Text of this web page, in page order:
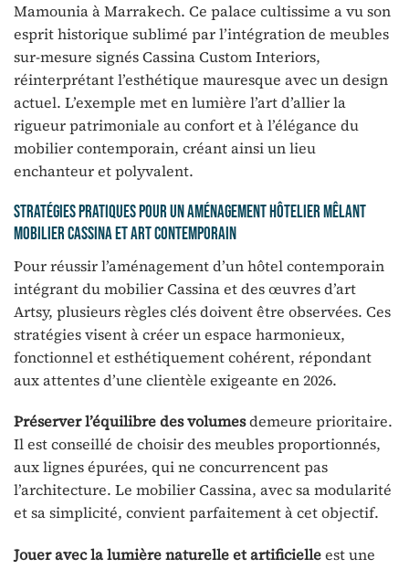
Mamounia à Marrakech. Ce palace cultissime a vu son
esprit historique sublimé par l’intégration de meubles
sur-mesure signés Cassina Custom Interiors,
réinterprétant l’esthétique mauresque avec un design
actuel. L’exemple met en lumière l’art d’allier la
rigueur patrimoniale au confort et à l’élégance du
mobilier contemporain, créant ainsi un lieu
enchanteur et polyvalent.
Stratégies pratiques pour un aménagement hôtelier mêlant
mobilier Cassina et art contemporain
Pour réussir l’aménagement d’un hôtel contemporain
intégrant du mobilier Cassina et des œuvres d’art
Artsy, plusieurs règles clés doivent être observées. Ces
stratégies visent à créer un espace harmonieux,
fonctionnel et esthétiquement cohérent, répondant
aux attentes d’une clientèle exigeante en 2026.
Préserver l’équilibre des volumesdemeure prioritaire.
Il est conseillé de choisir des meubles proportionnés,
aux lignes épurées, qui ne concurrencent pas
l’architecture. Le mobilier Cassina, avec sa modularité
et sa simplicité, convient parfaitement à cet objectif.
Jouer avec la lumière naturelle et artificielleest une